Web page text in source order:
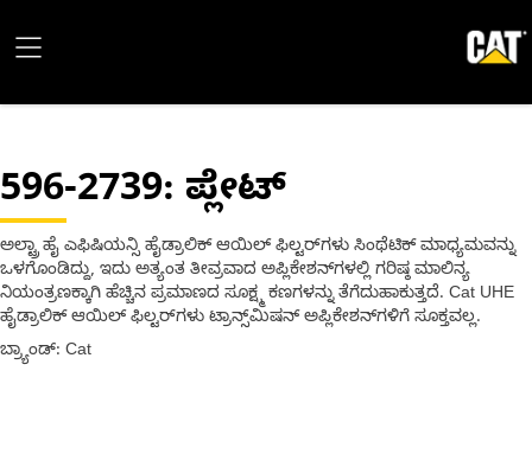
596-2739: ಪ್ಲೇಟ್
ಅಲ್ಟ್ರಾ ಹೈ ಎಫಿಷಿಯನ್ಸಿ ಹೈಡ್ರಾಲಿಕ್ ಆಯಿಲ್ ಫಿಲ್ಟರ್‌ಗಳು ಸಿಂಥೆಟಿಕ್ ಮಾಧ್ಯಮವನ್ನು
ಒಳಗೊಂಡಿದ್ದು, ಇದು ಅತ್ಯಂತ ತೀವ್ರವಾದ ಅಪ್ಲಿಕೇಶನ್‌ಗಳಲ್ಲಿ ಗರಿಷ್ಠ ಮಾಲಿನ್ಯ
ನಿಯಂತ್ರಣಕ್ಕಾಗಿ ಹೆಚ್ಚಿನ ಪ್ರಮಾಣದ ಸೂಕ್ಷ್ಮ ಕಣಗಳನ್ನು ತೆಗೆದುಹಾಕುತ್ತದೆ. Cat UHE
ಹೈಡ್ರಾಲಿಕ್ ಆಯಿಲ್ ಫಿಲ್ಟರ್‌ಗಳು ಟ್ರಾನ್ಸ್‌ಮಿಷನ್ ಅಪ್ಲಿಕೇಶನ್‌ಗಳಿಗೆ ಸೂಕ್ತವಲ್ಲ.
ಬ್ರ್ಯಾಂಡ್: Cat